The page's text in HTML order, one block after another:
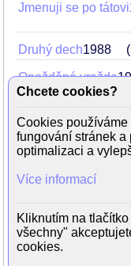
Jmenuji se po tátovi
Druhý dech1988
Opožděná vražda
Havárie1985 52
Sanitka (seriál) 1984
Radikální řez1983
Příště budeme
49
(Kotlář)
Chcete cookies?
Cookies používáme
fungování stránek a
optimalizaci a
Více informací
Kliknutím na
všechny"
cookies.